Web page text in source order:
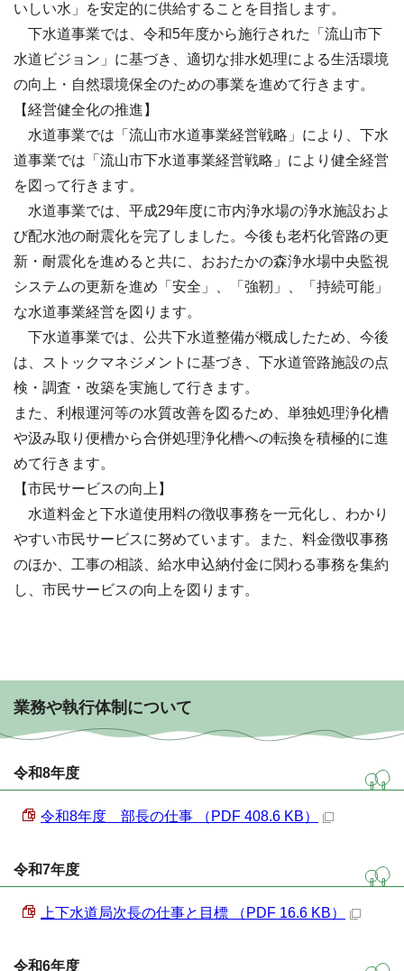
いしい水」を安定的に供給することを目指します。
下水道事業では、令和5年度から施行された「流山市下
水道ビジョン」に基づき、適切な排水処理による生活環境
の向上・自然環境保全のための事業を進めて行きます。
【経営健全化の推進】
水道事業では「流山市水道事業経営戦略」により、下水
道事業では「流山市下水道事業経営戦略」により健全経営
を図って行きます。
水道事業では、平成29年度に市内浄水場の浄水施設およ
び配水池の耐震化を完了しました。今後も老朽化管路の更
新・耐震化を進めると共に、おおたかの森浄水場中央監視
システムの更新を進め「安全」、「強靭」、「持続可能」
な水道事業経営を図ります。
下水道事業では、公共下水道整備が概成したため、今後
は、ストックマネジメントに基づき、下水道管路施設の点
検・調査・改築を実施して行きます。
また、利根運河等の水質改善を図るため、単独処理浄化槽
や汲み取り便槽から合併処理浄化槽への転換を積極的に進
めて行きます。
【市民サービスの向上】
水道料金と下水道使用料の徴収事務を一元化し、わかり
やすい市民サービスに努めています。また、料金徴収事務
のほか、工事の相談、給水申込納付金に関わる事務を集約
し、市民サービスの向上を図ります。
業務や執行体制について
令和8年度
令和8年度 部長の仕事 （PDF 408.6 KB）
令和7年度
上下水道局次長の仕事と目標 （PDF 16.6 KB）
令和6年度